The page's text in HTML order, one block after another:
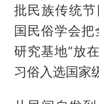
批民族传统
国民俗学会把
研究基地”放
习俗入选国家